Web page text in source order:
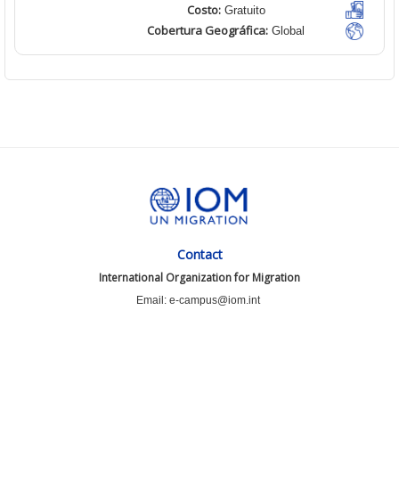
Costo:Gratuito
Cobertura Geográfica: Global
Contact
International Organization for Migration
Email: e-campus@iom.int